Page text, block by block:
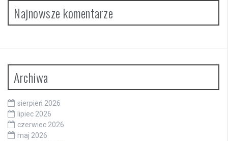
Najnowsze komentarze
Archiwa
sierpień 2026
lipiec 2026
czerwiec 2026
maj 2026